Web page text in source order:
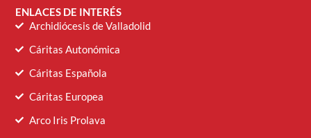
ENLACES DE INTERÉS
Archidiócesis de Valladolid
Cáritas Autonómica
Cáritas Española
Cáritas Europea
Arco Iris Prolava